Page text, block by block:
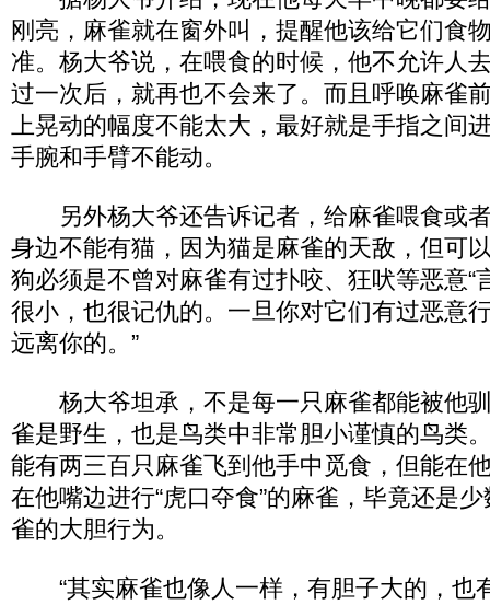
刚亮，麻雀就在窗外叫，提醒他该给它们食
准。杨大爷说，在喂食的时候，他不允许人
过一次后，就再也不会来了。而且呼唤麻雀
上晃动的幅度不能太大，最好就是手指之间
手腕和手臂不能动。
另外杨大爷还告诉记者，给麻雀喂食或
身边不能有猫，因为猫是麻雀的天敌，但可
狗必须是不曾对麻雀有过扑咬、狂吠等恶意“
很小，也很记仇的。一旦你对它们有过恶意
远离你的。”
杨大爷坦承，不是每一只麻雀都能被他
雀是野生，也是鸟类中非常胆小谨慎的鸟类
能有两三百只麻雀飞到他手中觅食，但能在
在他嘴边进行“虎口夺食”的麻雀，毕竟还是
雀的大胆行为。
“其实麻雀也像人一样，有胆子大的，也